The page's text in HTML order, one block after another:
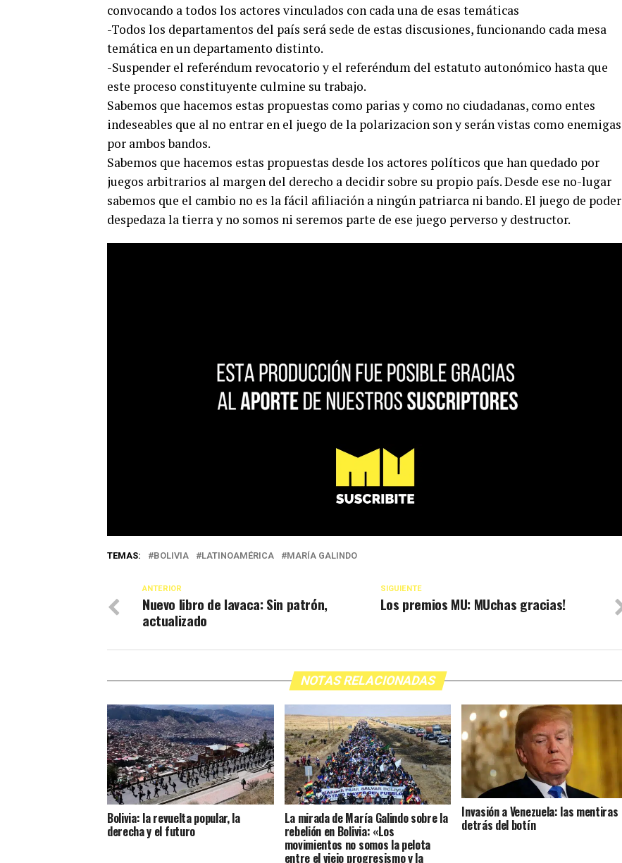
convocando a todos los actores vinculados con cada una de esas temáticas
-Todos los departamentos del país será sede de estas discusiones, funcionando cada mesa
temática en un departamento distinto.
-Suspender el referéndum revocatorio y el referéndum del estatuto autonómico hasta que
este proceso constituyente culmine su trabajo.
Sabemos que hacemos estas propuestas como parias y como no ciudadanas, como entes
indeseables que al no entrar en el juego de la polarizacion son y serán vistas como enemigas
por ambos bandos.
Sabemos que hacemos estas propuestas desde los actores políticos que han quedado por
juegos arbitrarios al margen del derecho a decidir sobre su propio país. Desde ese no-lugar
sabemos que el cambio no es la fácil afiliación a ningún patriarca ni bando. El juego de poder
despedaza la tierra y no somos ni seremos parte de ese juego perverso y destructor.
TEMAS: BOLIVIA LATINOAMÉRICA MARÍA GALINDO
SIGUIENTE
Los premios MU: MUchas gracias!
ANTERIOR
Nuevo libro de lavaca: Sin patrón,
actualizado
NOTAS RELACIONADAS
Bolivia: la revuelta popular, la
derecha y el futuro
La mirada de María Galindo sobre la
rebelión en Bolivia: «Los
movimientos no somos la pelota
entre el viejo progresismo y la
Invasión a Venezuela: las mentiras
detrás del botín